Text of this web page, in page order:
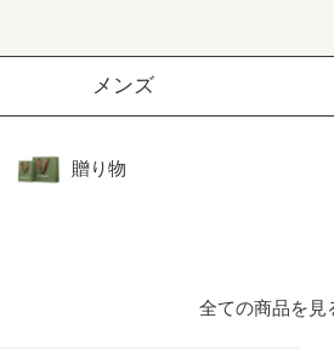
メンズ
贈り物
全ての商品を見